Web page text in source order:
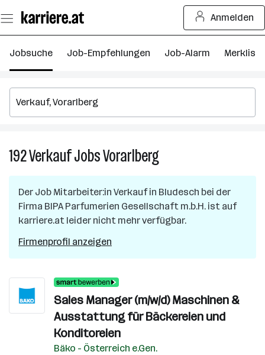
Seiteninhalt
springen
Anmelden
Jobsuche Job-Empfehlungen Job-Alarm Merkliste
192VerkaufJobsVorarlberg192
Verkauf
in
Vorarlberg
Der Job Mitarbeiter:in Verkaufin Bludesch bei der
Firma BIPA Parfumerien Gesellschaft m.b.H. ist auf
karriere.at leider nicht mehr verfügbar.
Firmenprofil anzeigen
Sales Manager (m/w/d) Maschinen &
Ausstattung für Bäckereien und
Konditoreien
Bäko - Österreich e.Gen.